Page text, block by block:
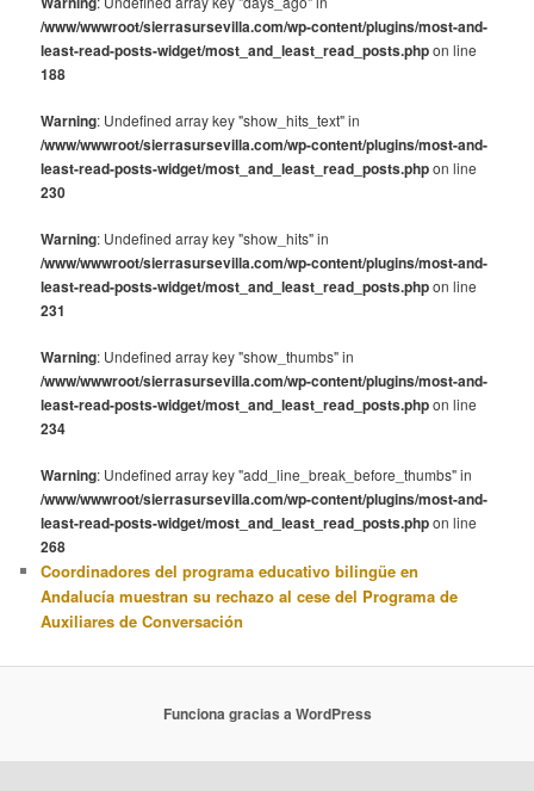
/www/wwwroot/sierrasursevilla.com/wp-content/plugins/most-and-
least-read-posts-widget/most_and_least_read_posts.phpon line
188
Warning: Undefined array key "show_hits_text" in
/www/wwwroot/sierrasursevilla.com/wp-content/plugins/most-and-
least-read-posts-widget/most_and_least_read_posts.phpon line
230
Warning: Undefined array key "show_hits" in
/www/wwwroot/sierrasursevilla.com/wp-content/plugins/most-and-
least-read-posts-widget/most_and_least_read_posts.phpon line
231
Warning: Undefined array key "show_thumbs" in
/www/wwwroot/sierrasursevilla.com/wp-content/plugins/most-and-
least-read-posts-widget/most_and_least_read_posts.phpon line
234
Warning: Undefined array key "add_line_break_before_thumbs" in
/www/wwwroot/sierrasursevilla.com/wp-content/plugins/most-and-
least-read-posts-widget/most_and_least_read_posts.phpon line
268
Coordinadores del programa educativo bilingüe en
Andalucía muestran su rechazo al cese del Programa de
Auxiliares de Conversación
Funciona gracias a WordPress